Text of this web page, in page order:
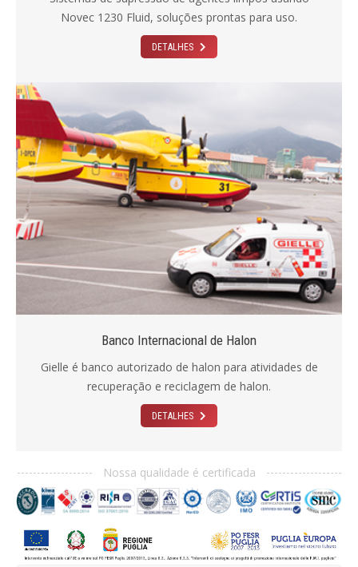
Novec 1230 Fluid, soluções prontas para uso.
DETALHES
Banco Internacional de Halon
Gielle é banco autorizado de halon para atividades de
recuperação e reciclagem de halon.
DETALHES
Nossa qualidade é certificada